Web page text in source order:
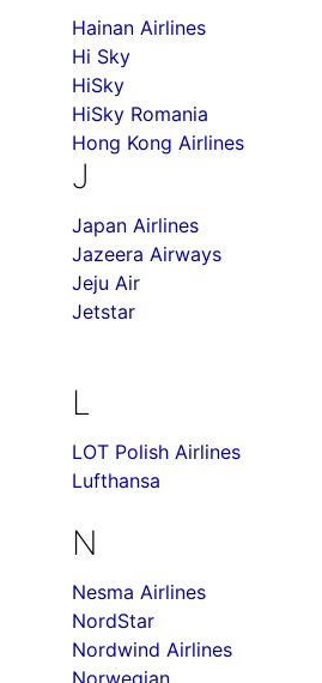
Hainan Airlines
Hi Sky
HiSky
HiSky Romania
Hong Kong Airlines
J
Japan Airlines
Jazeera Airways
Jeju Air
Jetstar
L
LOT Polish Airlines
Lufthansa
N
Nesma Airlines
NordStar
Nordwind Airlines
Norwegian